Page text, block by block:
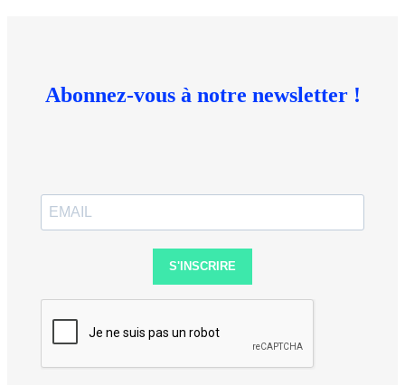
Abonnez-vous à notre newsletter !
S'INSCRIRE